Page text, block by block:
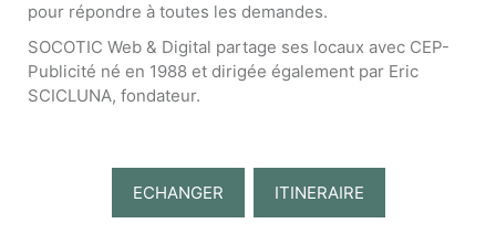
pour répondre à toutes les demandes.
SOCOTIC Web & Digital partage ses locaux avec CEP-
Publicité né en 1988 et dirigée également par Eric
SCICLUNA, fondateur.
ECHANGER ITINERAIRE